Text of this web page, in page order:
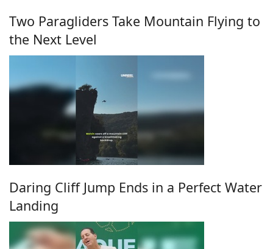
Two Paragliders Take Mountain Flying to
the Next Level
Daring Cliff Jump Ends in a Perfect Water
Landing